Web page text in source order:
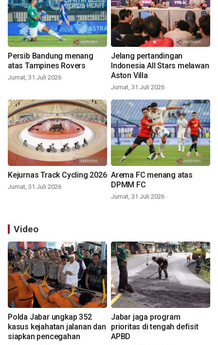
Persib Bandung menang
atas Tampines Rovers
Jumat, 31 Juli 2026
Jelang pertandingan
Indonesia All Stars melawan
Aston Villa
Jumat, 31 Juli 2026
Kejurnas Track Cycling 2026
Jumat, 31 Juli 2026
Arema FC menang atas
DPMM FC
Jumat, 31 Juli 2026
Video
Polda Jabar ungkap 352
kasus kejahatan jalanan dan
siapkan pencegahan
Jabar jaga program
prioritas di tengah defisit
APBD